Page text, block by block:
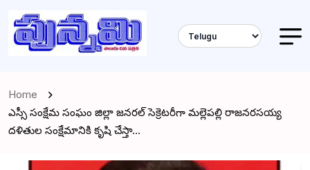
Home
ఎస్సీ సంక్షేమ సంఘం జిల్లా జనరల్ సెక్రెటరీగా మల్లెపల్లి రాజనరసయ్య
దళితుల సంక్షేమానికి కృషి చేస్తా…